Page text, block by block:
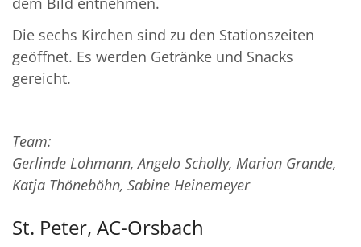
Die sechs Kirchen sind zu den Stationszeiten
geöffnet. Es werden Getränke und Snacks
gereicht.
Team:
Gerlinde Lohmann, Angelo Scholly, Marion Grande,
Katja Thöneböhn, Sabine Heinemeyer
St. Peter, AC-Orsbach